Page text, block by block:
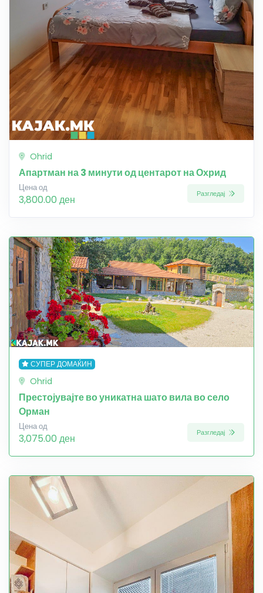
Ohrid
Апартман на 3 минути од центарот на Охрид
Цена од
3,800.00 ден Разгледај
СУПЕР ДОМАЌИН
Ohrid
Престојувајте во уникатна шато вила во село
Орман
Цена од
3,075.00 ден Разгледај